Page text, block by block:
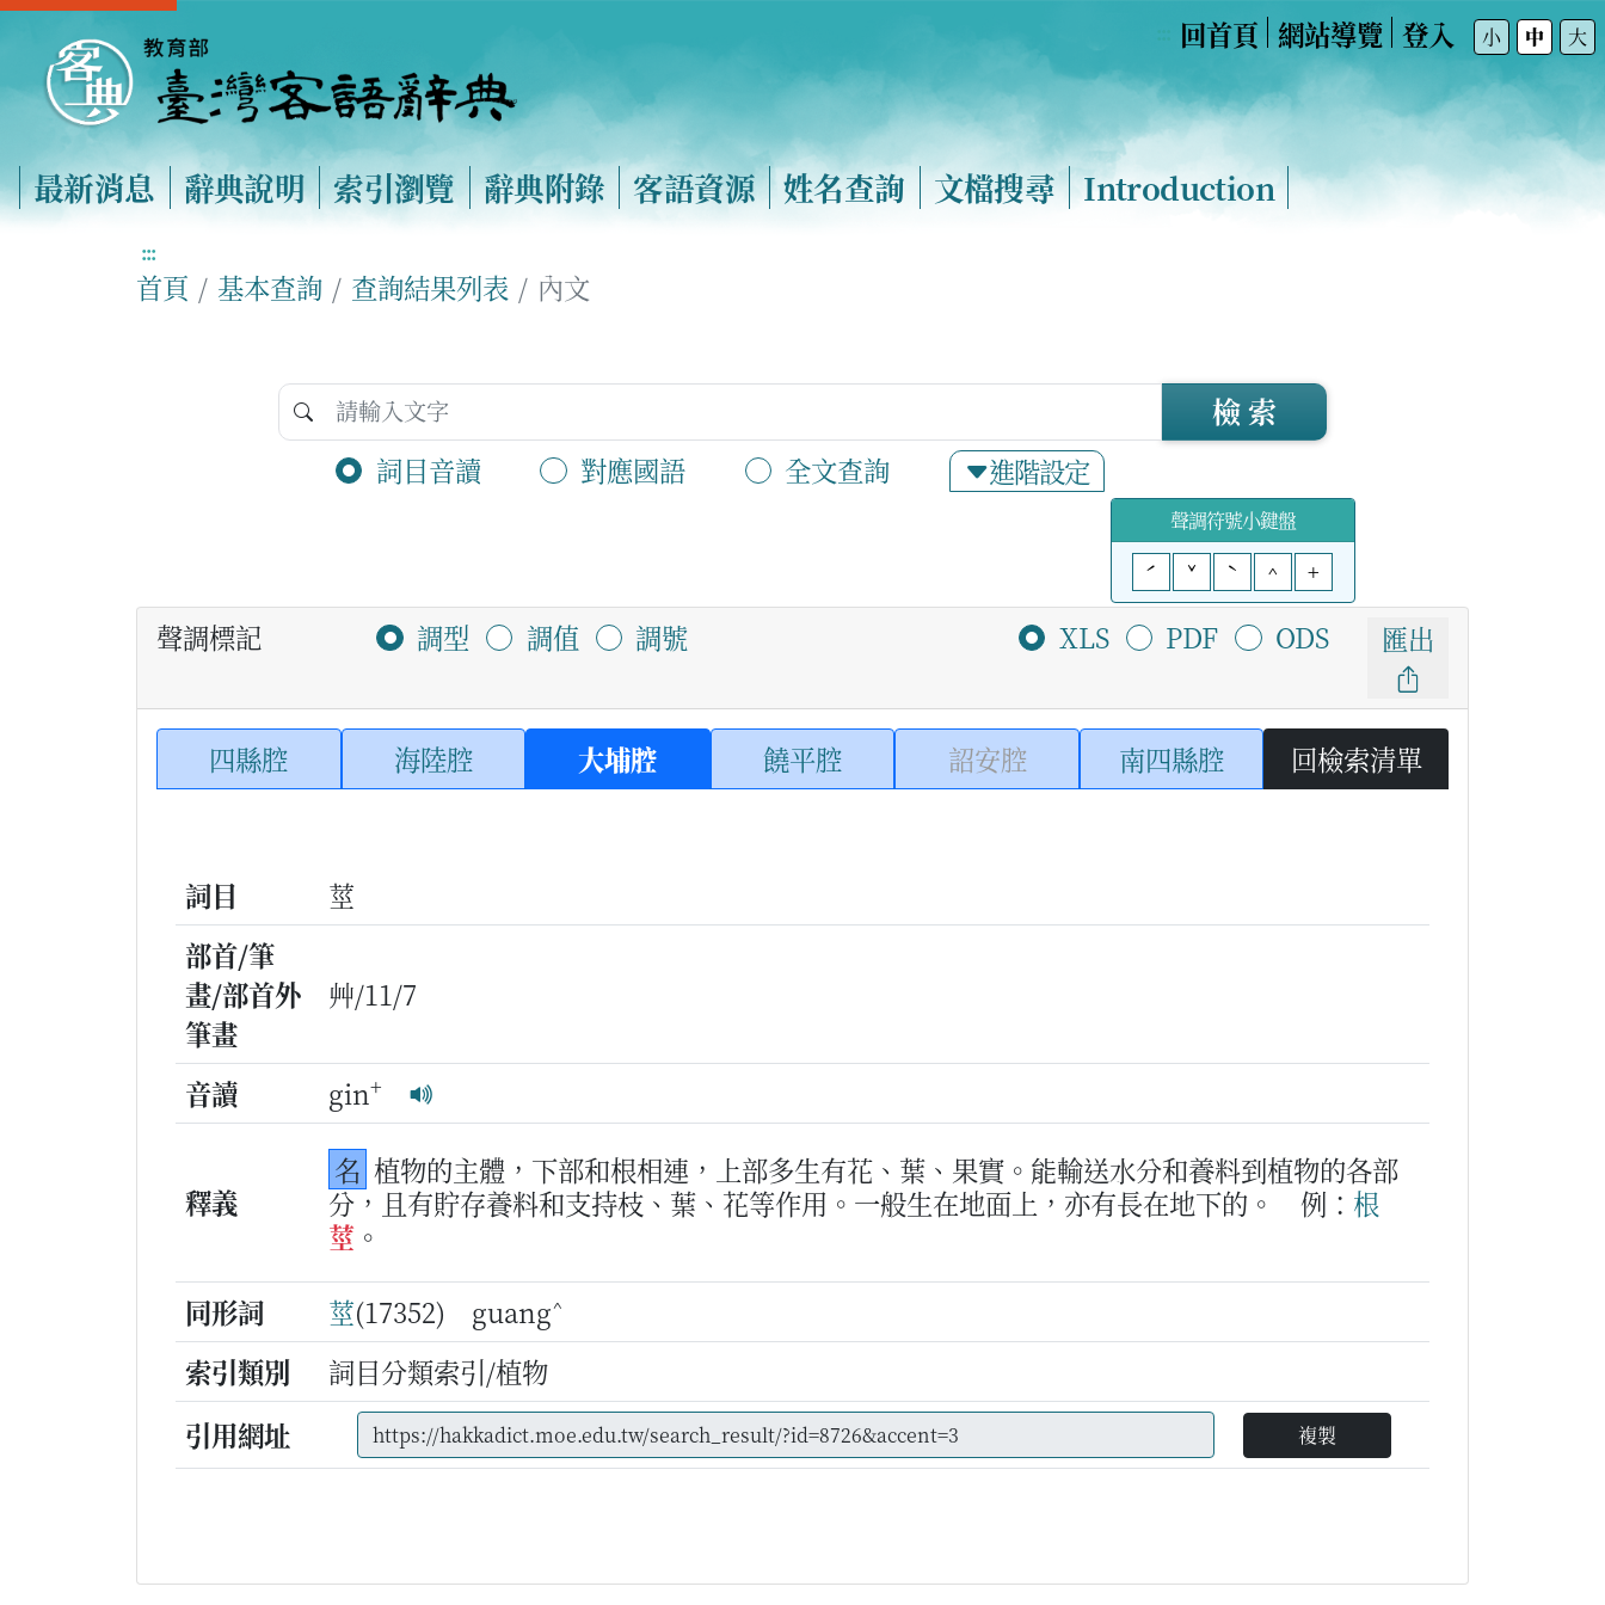
回首頁 網站導覽 登入 小 中 大
最新消息 辭典說明 索引瀏覽 辭典附錄 客語資源 姓名查詢 文檔搜尋 Introduction
:::
首頁 基本查詢 查詢結果列表 內文
詞目音讀 對應國語 全文查詢 進階設定
檢 索
聲調符號小鍵盤
ˊ
ˇ ˋ ^ +
聲調標記 調型 調值 調號 XLS PDF ODS 匯出
四縣腔 海陸腔 大埔腔 饒平腔 詔安腔 南四縣腔 回檢索清單
詞目
莖
部首/筆
畫/部首外
筆畫
艸/11/7
音讀 gin+
釋義
名 植物的主體，下部和根相連，上部多生有花、葉、果實。能輸送水分和養料到植物的各部
分，且有貯存養料和支持枝、葉、花等作用。一般生在地面上，亦有長在地下的。
例： 根
莖 。
同形詞
莖(17352) guang^
索引類別
詞目分類索引/植物
引用網址
複製